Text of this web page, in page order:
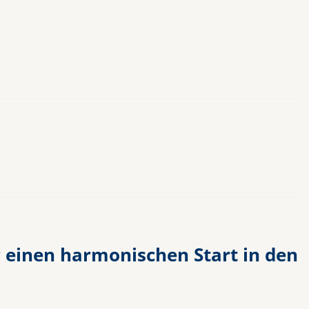
harmonischen Start in den